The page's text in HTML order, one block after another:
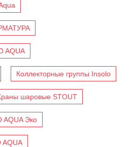
AQUA
Коллекторные группы Insolo
шаровые STOUT
Эко
AQUA